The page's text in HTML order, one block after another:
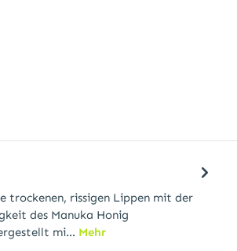
trockenen, rissigen Lippen mit der
des Manuka Honig
mi… Mehr